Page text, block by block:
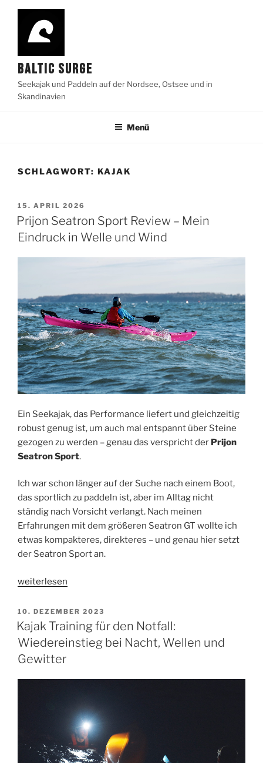
Zum
springen
BALTIC SURGE
Seekajak und Paddeln auf der Nordsee, Ostsee und in
Skandinavien
Menü
SCHLAGWORT: KAJAK
VERÖFFENTLICHT
AM
15. APRIL 2026
Prijon Seatron Sport Review – Mein
Eindruck in Welle und Wind
Ein Seekajak, das Performance liefert und gleichzeitig
robust genug ist, um auch mal entspannt über Steine
gezogen zu werden – genau das verspricht der Prijon
Seatron Sport.
Ich war schon länger auf der Suche nach einem Boot,
das sportlich zu paddeln ist, aber im Alltag nicht
ständig nach Vorsicht verlangt. Nach meinen
Erfahrungen mit dem größeren Seatron GT wollte ich
etwas kompakteres, direkteres – und genau hier setzt
der Seatron Sport an.
„Prijon
Sport
Review
–
Eindruck
in
weiterlesen
VERÖFFENTLICHT
AM
10. DEZEMBER 2023
Kajak Training für den Notfall:
Wiedereinstieg bei Nacht, Wellen und
Gewitter